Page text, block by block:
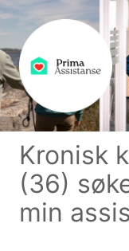
Kronisk
(36)
min